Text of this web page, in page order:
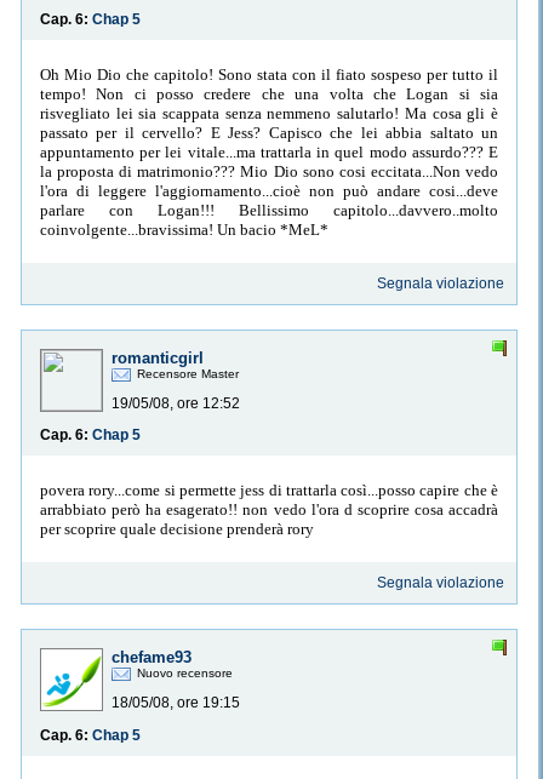
Cap. 6: Chap 5
Oh Mio Dio che capitolo! Sono stata con il fiato sospeso per tutto il
tempo! Non ci posso credere che una volta che Logan si sia
risvegliato lei sia scappata senza nemmeno salutarlo! Ma cosa gli è
passato per il cervello? E Jess? Capisco che lei abbia saltato un
appuntamento per lei vitale...ma trattarla in quel modo assurdo??? E
la proposta di matrimonio??? Mio Dio sono cosi eccitata...Non vedo
l'ora di leggere l'aggiornamento...cioè non può andare cosi...deve
parlare con Logan!!! Bellissimo capitolo...davvero..molto
coinvolgente...bravissima! Un bacio *MeL*
Segnala violazione
romanticgirl
Recensore Master
19/05/08, ore 12:52
Cap. 6: Chap 5
povera rory...come si permette jess di trattarla così...posso capire che è
arrabbiato però ha esagerato!! non vedo l'ora d scoprire cosa accadrà
per scoprire quale decisione prenderà rory
Segnala violazione
chefame93
Nuovo recensore
18/05/08, ore 19:15
Cap. 6: Chap 5